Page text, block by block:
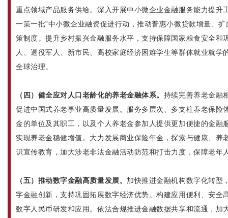
重点领域产品服务供给。深入开展中小微企业金融服务能力提升
一策一批”中小微企业融资促进行动，推动普惠小微贷款增量、
策制度。提升乡村振兴金融服务水平，支持保障国家粮食安全和
人、退役军人、新市民、高校家庭经济困难学生等群体就业就学
全球治理。
（四）健全应对人口老龄化的养老金融体系。 持续完善养老金融
促进中国式养老事业高质量发展。服务多层次、多支柱养老保险
金的单位及其职工，以及个人养老金参加人提供更加便捷的金融
实现养老金稳健增值。大力发展商业保险年金，探索与健康、养
识宣传教育，加大涉老非法金融活动防范和打击力度，保障老年
（五）推动数字金融高质量发展。 加快推进金融机构数字化转型
字金融创新，支持巩固拓展数字经济优势。构建应用便利、安全
数字人民币研发和应用。依法合规推进金融数据共享和流通，加